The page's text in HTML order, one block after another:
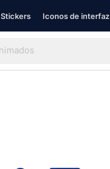
Stickers Iconos de interfaz